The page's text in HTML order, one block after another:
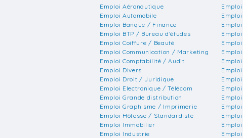
Emploi Aéronautique
Emploi Automobile
Emploi Banque / Finance
Emploi BTP / Bureau d'études
Emploi Coiffure / Beauté
Emploi Communication / Marketing
Emploi Comptabilité / Audit
Emploi Divers
Emploi Droit / Juridique
Emploi Electronique / Télécom
Emploi Grande distribution
Emploi Graphisme / Imprimerie
Emploi Hôtesse / Standardiste
Emploi Immobilier
Emploi Industrie